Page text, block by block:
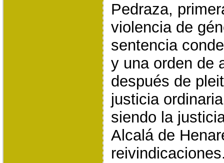
Pedraza,
violencia de
sentencia
y una orden de
después de
justicia
siendo la
Alcalá de